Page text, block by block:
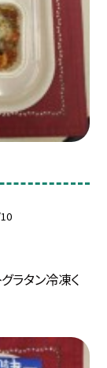
ラタン冷凍く